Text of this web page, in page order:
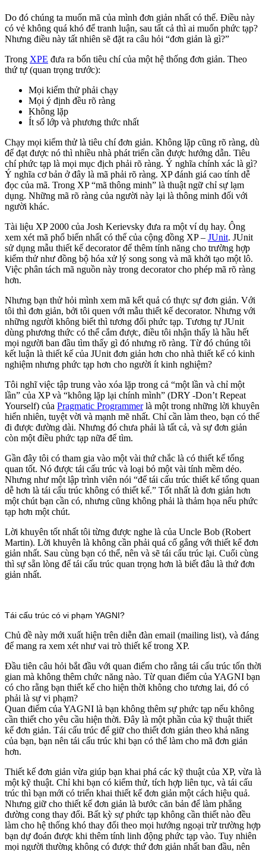
Do đó chúng ta muốn mã của mình đơn giản nhất có thể. Điều này
có vẻ không quá khó để tranh luận, sau tất cả thì ai muốn phức tạp?
Nhưng điều này tất nhiên sẽ đặt ra câu hỏi “đơn giản là gì?”
Trong XPE đưa ra bốn tiêu chí của một hệ thống đơn giản. Theo
thứ tự (quan trọng trước):
Mọi kiểm thử phải chạy
Mọi ý định đều rõ ràng
Không lặp
Ít số lớp và phương thức nhất
Chạy mọi kiểm thử là tiêu chí đơn giản. Không lặp cũng rõ ràng, dù
để đạt được nó thì nhiều nhà phát triển cần được hướng dẫn. Tiêu
chí phức tạp là mọi mục địch phải rõ ràng. Ý nghĩa chính xác là gì?
Ý nghĩa cơ bản ở đây là mã phải rõ ràng. XP đánh giá cao tính dễ
đọc của mã. Trong XP “mã thông minh” là thuật ngữ chỉ sự lạm
dụng. Những mã rõ ràng của người này lại là thông minh đối với
người khác.
Tài liệu XP 2000 của Josh Kerievsky đưa ra một ví dụ hay. Ông
xem xét mã phổ biến nhất có thể của cộng đồng XP – JUnit. JUnit
sử dụng mẫu thiết kế decorator để thêm tính năng cho trường hợp
kiểm thử như đồng bộ hóa xử lý song song và mã khởi tạo một lô.
Việc phân tách mã nguồn này trong decorator cho phép mã rõ ràng
hơn.
Nhưng bạn thử hỏi mình xem mã kết quả có thực sự đơn giản. Với
tôi thì đơn giản, bởi tôi quen với mẫu thiết kế decorator. Nhưng với
những người không biết thì tương đối phức tạp. Tương tự JUnit
dùng phương thức có thể cắm được, điều tôi nhận thấy là hầu hết
mọi người ban đầu tìm thấy gì đó nhưng rõ ràng. Từ đó chúng tôi
kết luận là thiết kế của JUnit đơn giản hơn cho nhà thiết kế có kinh
nghiệm nhưng phức tạp hơn cho người ít kinh nghiệm?
Tôi nghĩ việc tập trung vào xóa lặp trong cả “một lần và chỉ một
lần” của XP và “không lặp lại chính mình” (DRY -Don’t Repeat
Yourself) của Pragmatic Programmerlà một trong những lời khuyên
hiển nhiên, tuyệt vời và mạnh mẽ nhất. Chỉ cần làm theo, bạn có thể
đi được đường dài. Nhưng đó chưa phải là tất cả, và sự đơn giản
còn một điều phức tạp nữa để tìm.
Gần đây tôi có tham gia vào một vài thứ chắc là có thiết kế tổng
quan tốt. Nó được tái cấu trúc và loại bỏ một vài tính mềm dẻo.
Nhưng như một lập trình viên nói “để tái cấu trúc thiết kế tổng quan
dễ hơn là tái cấu trúc không có thiết kế.” Tốt nhất là đơn giản hơn
một chút bạn cần có, nhưng cũng không phải là thảm họa nếu phức
tạp hơn một chút.
Lời khuyên tốt nhất tôi từng được nghe là của Uncle Bob (Robert
Martin). Lời khuyên là không cần phải quá cố gắng với thiết kế đơn
giản nhất. Sau cùng bạn có thể, nên và sẽ tái cấu trúc lại. Cuối cùng
thì sự sẵn lòng để tái cấu trúc quan trọng hơn là biết đâu là thứ đơn
giản nhất.
Tái cấu trúc có vi phạm YAGNI?
Chủ đề này mới xuất hiện trên diễn đàn email (mailing list), và đáng
để mang ra xem xét như vai trò thiết kế trong XP.
Đầu tiên câu hỏi bắt đầu với quan điểm cho rằng tái cấu trúc tốn thời
gian mà không thêm chức năng nào. Từ quan điểm của YAGNI bạn
có cho rằng bạn thiết kế cho hiện thời không cho tương lai, đó có
phải là sự vi phạm?
Quan điểm của YAGNI là bạn không thêm sự phức tạp nếu không
cần thiết cho yêu cầu hiện thời. Đây là một phần của kỹ thuật thiết
kế đơn giản. Tái cấu trúc để giữ cho thiết đơn giản theo khả năng
của bạn, bạn nên tái cấu trúc khi bạn có thể làm cho mã đơn giản
hơn.
Thiết kế đơn giản vừa giúp bạn khai phá các kỹ thuật của XP, vừa là
một kỹ thuật. Chỉ khi bạn có kiểm thử, tích hợp liên tục, và tái cấu
trúc thì bạn mới có triển khai thiết kế đơn giản một cách hiệu quả.
Nhưng giữ cho thiết kế đơn giản là bước căn bản để làm phẳng
đường cong thay đổi. Bất kỳ sự phức tạp không cần thiết nào đều
làm cho hệ thống khó thay đổi theo mọi hướng ngoại trừ trường hợp
bạn dự đoán được khi thêm tính linh động phức tạp vào. Tuy nhiên
mọi người thường không có được thứ đơn giản nhất ban đầu, nên